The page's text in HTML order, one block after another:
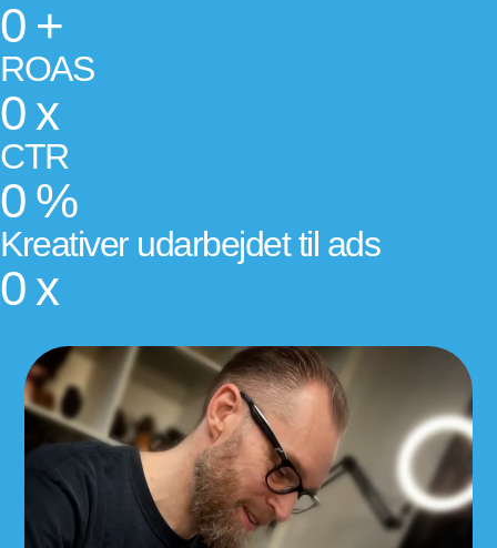
0 +
ROAS
0 x
CTR
0 %
Kreativer udarbejdet til ads
0 x